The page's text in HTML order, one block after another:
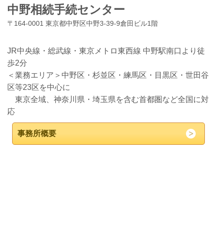
中野相続手続センター
〒164-0001 東京都中野区中野3-39-9倉田ビル1階
JR中央線・総武線・東京メトロ東西線 中野駅南口より徒
歩2分
＜業務エリア＞中野区・杉並区・練馬区・目黒区・世田谷
区等23区を中心に
東京全域、神奈川県・埼玉県を含む首都圏など全国に対
応
事務所概要